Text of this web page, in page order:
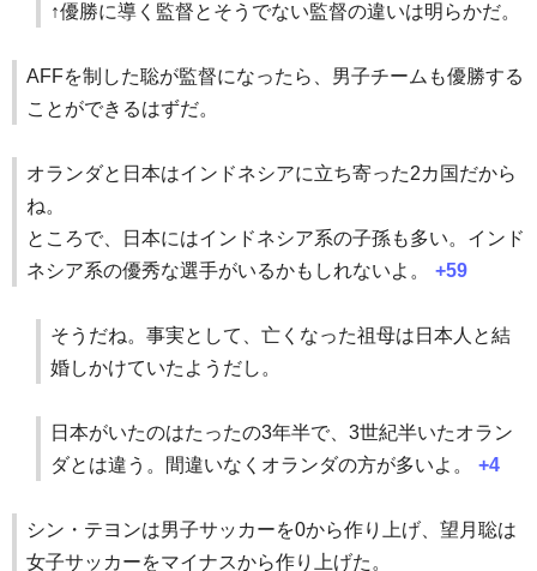
↑優勝に導く監督とそうでない監督の違いは明らかだ。
AFFを制した聡が監督になったら、男子チームも優勝する
ことができるはずだ。
オランダと日本はインドネシアに立ち寄った2カ国だから
ね。
ところで、日本にはインドネシア系の子孫も多い。インド
ネシア系の優秀な選手がいるかもしれないよ。
+59
そうだね。事実として、亡くなった祖母は日本人と結
婚しかけていたようだし。
日本がいたのはたったの3年半で、3世紀半いたオラン
ダとは違う。間違いなくオランダの方が多いよ。
+4
シン・テヨンは男子サッカーを0から作り上げ、望月聡は
女子サッカーをマイナスから作り上げた。